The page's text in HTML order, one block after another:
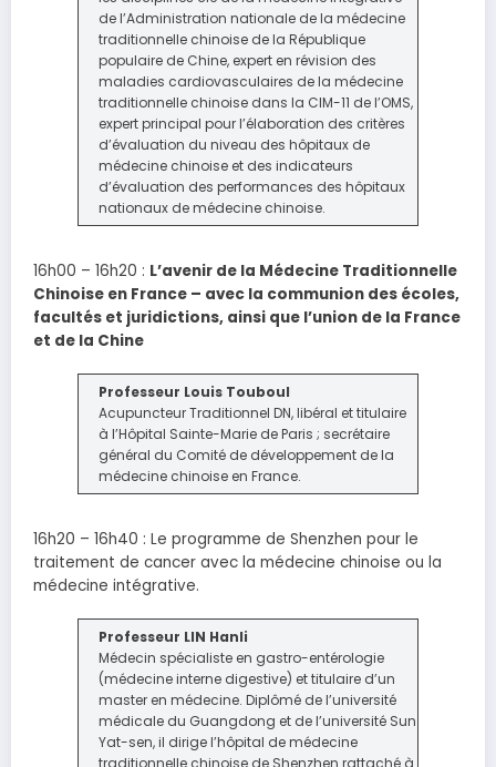
de l’Administration nationale de la médecine
traditionnelle chinoise de la République
populaire de Chine, expert en révision des
maladies cardiovasculaires de la médecine
traditionnelle chinoise dans la CIM-11 de l’OMS,
expert principal pour l’élaboration des critères
d’évaluation du niveau des hôpitaux de
médecine chinoise et des indicateurs
d’évaluation des performances des hôpitaux
nationaux de médecine chinoise.
16h00 – 16h20 : L’avenir de la Médecine Traditionnelle
Chinoise en France – avec la communion des écoles,
facultés et juridictions, ainsi que l’union de la France
et de la Chine
Professeur Louis Touboul
Acupuncteur Traditionnel DN, libéral et titulaire
à l’Hôpital Sainte-Marie de Paris ; secrétaire
général du Comité de développement de la
médecine chinoise en France.
16h20 – 16h40 : Le programme de Shenzhen pour le
traitement de cancer avec la médecine chinoise ou la
médecine intégrative.
Professeur LIN Hanli
Médecin spécialiste en gastro-entérologie
(médecine interne digestive) et titulaire d’un
master en médecine. Diplômé de l’université
médicale du Guangdong et de l’université Sun
Yat-sen, il dirige l’hôpital de médecine